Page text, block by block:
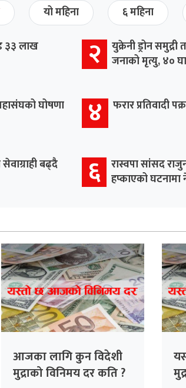
यो महिना ६ महिना
३३ लाख
२
युक्रेनी ड्रोन
जनाको मृत्यु, ४०
घोषणा ४ फरार प्रतिवादी
सेवाग्राही बढ्दै ६ रास्वपा सांसद
हप्काएको
आजका लागि कुन विदेशी
मुद्राको विनिमय दर कति ?